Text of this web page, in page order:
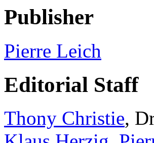
Publisher
Pierre Leich
Editorial Staff
Thony Christie,